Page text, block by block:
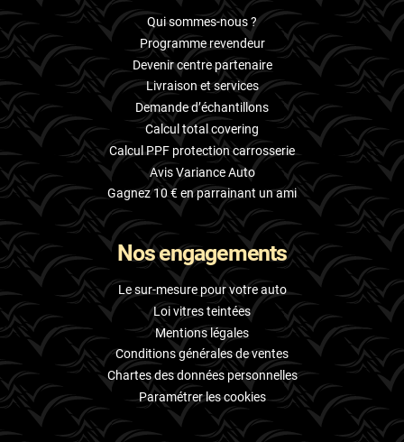
Smart
Ssangyong
Subaru
Suzuki
Tata
Tesla
Toyota
Volkswagen
Volvo
Xpeng
Qui sommes-nous ?
Programme revendeur
Devenir centre partenaire
Livraison et services
Demande d’échantillons
Calcul total covering
Calcul PPF protection carrosserie
Avis Variance Auto
Gagnez 10 € en parrainant un ami
Nos engagements
Le sur-mesure pour votre auto
Loi vitres teintées
Mentions légales
Conditions générales de ventes
Chartes des données personnelles
Paramétrer les cookies